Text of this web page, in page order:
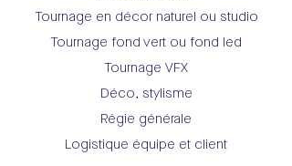
Tournage en décor naturel ou studio
Tournage fond vert ou fond led
Tournage VFX
Déco, stylisme
Régie générale
Logistique équipe et client